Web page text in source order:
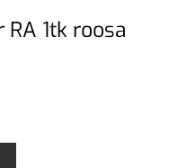
1tk roosa